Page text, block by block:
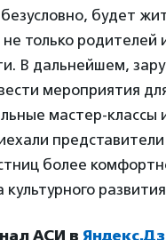
будет
не только
В дальнейшем,
мероприятия
мастер-
более
развития
АСИ в